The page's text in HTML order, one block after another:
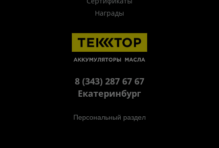
Награды
8 (343) 287 67 67
Екатеринбург
Персональный раздел